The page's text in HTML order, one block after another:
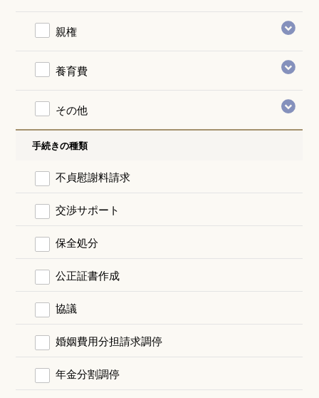
親権
養育費
その他
手続きの種類
不貞慰謝料請求
交渉サポート
保全処分
公正証書作成
協議
婚姻費用分担請求調停
年金分割調停